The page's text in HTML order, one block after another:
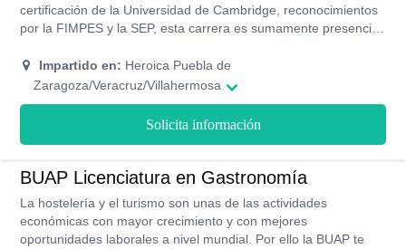
certificación de la Universidad de Cambridge, reconocimientos
por la FIMPES y la SEP, esta carrera es sumamente presencial
facilita un programa de becas académicas a todos aquellos
estudiantes que gozan de un récord de notas sobresaliente.
Impartido en: Heroica Puebla de
Zaragoza/Veracruz/Villahermosa
Solicita información
BUAP Licenciatura en Gastronomía
La hostelería y el turismo son unas de las actividades
económicas con mayor crecimiento y con mejores
oportunidades laborales a nivel mundial. Por ello la BUAP te